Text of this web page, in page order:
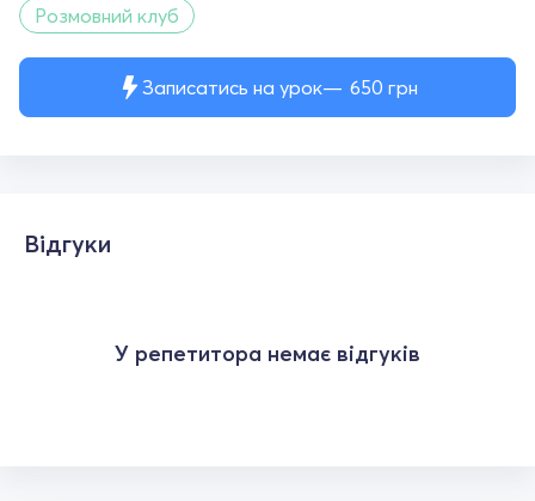
Записатись на урок 650 грн
Розмовний клуб
Відгуки
У репетитора немає відгуків